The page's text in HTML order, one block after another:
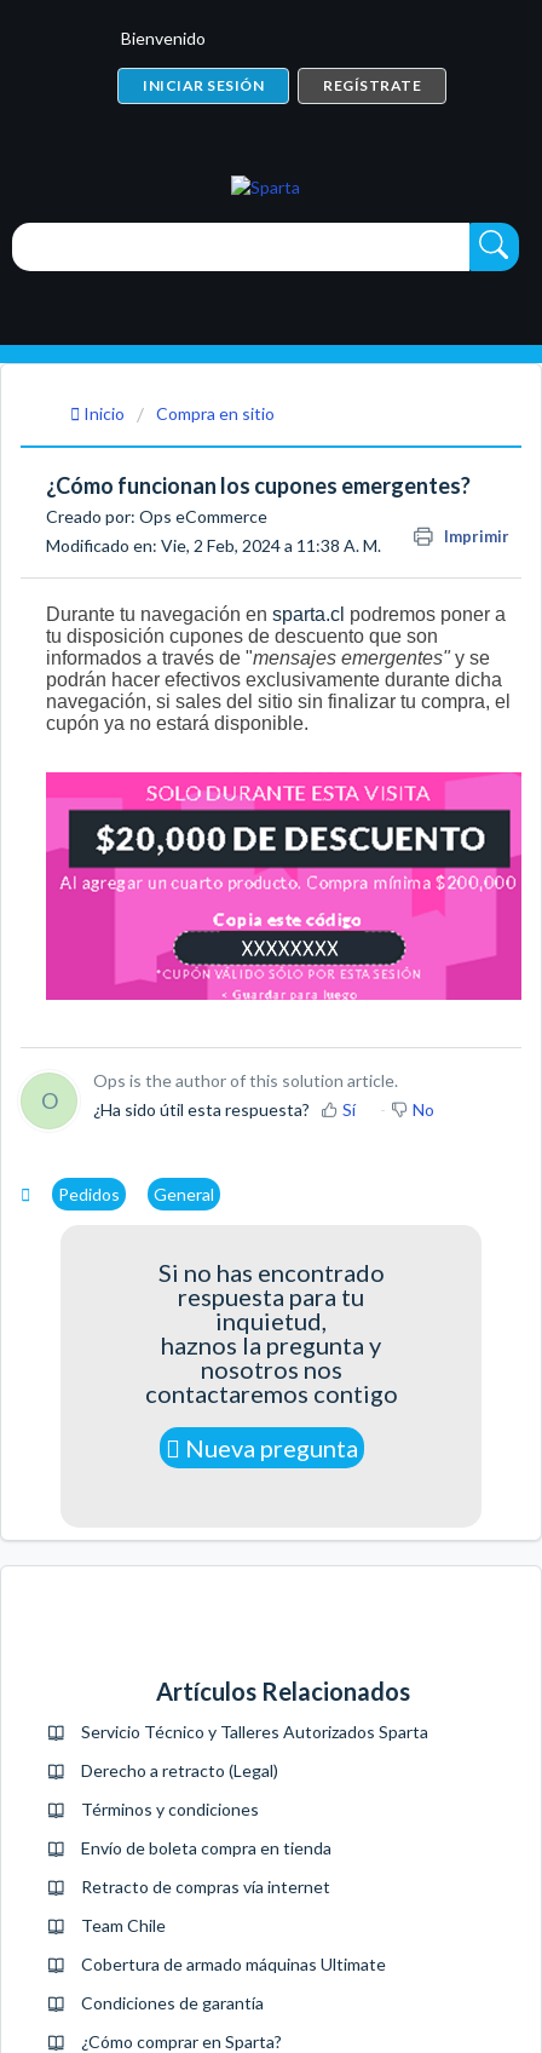
Bienvenido
INICIAR SESIÓN REGÍSTRATE
Inicio Compra en sitio
¿Cómo funcionan los cupones emergentes?
Imprimir
Creado por: Ops eCommerce
Modificado en: Vie, 2 Feb, 2024 a 11:38 A. M.
Durante tu navegación en sparta.cl podremos poner a
tu disposición cupones de descuento que son
informados a través de "mensajes emergentes"y se
podrán hacer efectivos exclusivamente durante dicha
navegación, si sales del sitio sin finalizar tu compra, el
cupón ya no estará disponible.
O
Ops is the author of this solution article.
¿Ha sido útil esta respuesta?
Sí No
Pedidos General
Si no has encontrado
respuesta para tu
inquietud,
haznos la pregunta y
nosotros nos
contactaremos contigo
Nueva pregunta
Artículos Relacionados
Servicio Técnico y Talleres Autorizados Sparta
Derecho a retracto (Legal)
Términos y condiciones
Envío de boleta compra en tienda
Retracto de compras vía internet
Team Chile
Cobertura de armado máquinas Ultimate
Condiciones de garantía
¿Cómo comprar en Sparta?